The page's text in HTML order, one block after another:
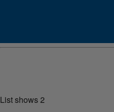
List shows2